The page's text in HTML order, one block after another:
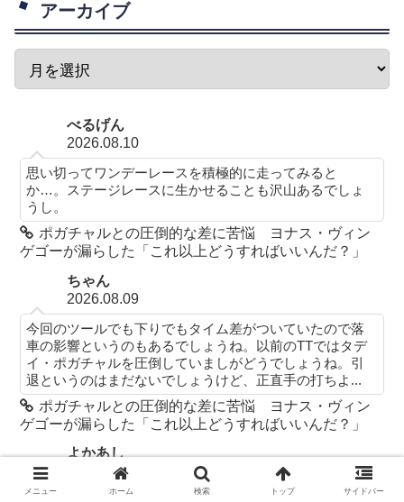
アーカイブ
べるげん
2026.08.10
思い切ってワンデーレースを積極的に走ってみると
か…。ステージレースに生かせることも沢山あるでしょ
うし。
ポガチャルとの圧倒的な差に苦悩 ヨナス・ヴィン
ゲゴーが漏らした「これ以上どうすればいいんだ？」
ちゃん
2026.08.09
今回のツールでも下りでもタイム差がついていたので落
車の影響というのもあるでしょうね。以前のTTではタデ
イ・ポガチャルを圧倒していましがどうでしょうね。引
退というのはまだないでしょうけど、正直手の打ちよ...
ポガチャルとの圧倒的な差に苦悩 ヨナス・ヴィン
ゲゴーが漏らした「これ以上どうすればいいんだ？」
よかあし
2026.08.09
メニュー ホーム 検索 トップ サイドバー